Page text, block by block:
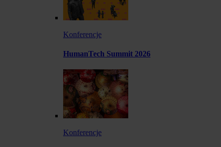
Konferencje
HumanTech Summit 2026
Konferencje